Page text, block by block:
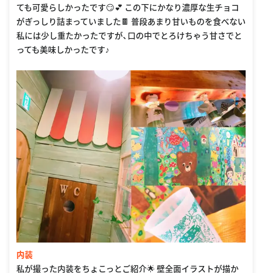
ても可愛らしかったです😏💕 この下にかなり濃厚な生チョコ
がぎっしり詰まっていました🍫 普段あまり甘いものを食べない
私には少し重たかったですが、口の中でとろけちゃう甘さでと
っても美味しかったです♪
内装
私が撮った内装をちょこっとご紹介🌟 壁全面イラストが描か